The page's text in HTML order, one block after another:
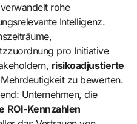
rohe
Intelligenz.
pro Initiative
risikoadjustierte
zu bewerten.
Unternehmen, die
ROI-Kennzahlen